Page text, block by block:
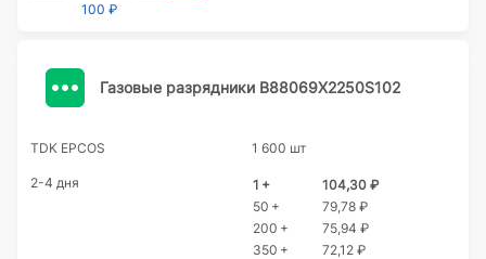
100 ₽
Газовые разрядники B88069X2250S102
TDK EPCOS 1 600 шт
2-4 дня 1 +
104,30 ₽
50 +
79,78 ₽
200 +
75,94 ₽
350 +
72,12 ₽